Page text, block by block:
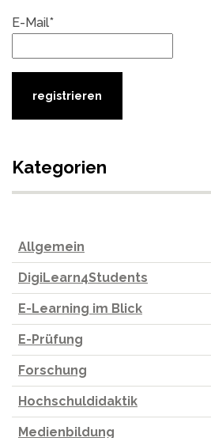
E-Mail*
Kategorien
Allgemein
DigiLearn4Students
E-Learning im Blick
E-Prüfung
Forschung
Hochschuldidaktik
Medienbildung